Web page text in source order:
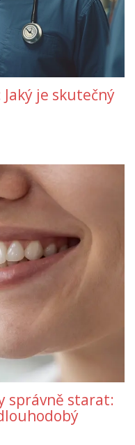
je skutečný
správně starat: